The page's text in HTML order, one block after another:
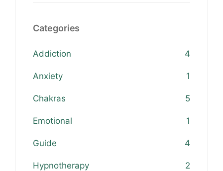
Categories
Addiction 4
Anxiety 1
Chakras 5
Emotional 1
Guide 4
Hypnotherapy 2